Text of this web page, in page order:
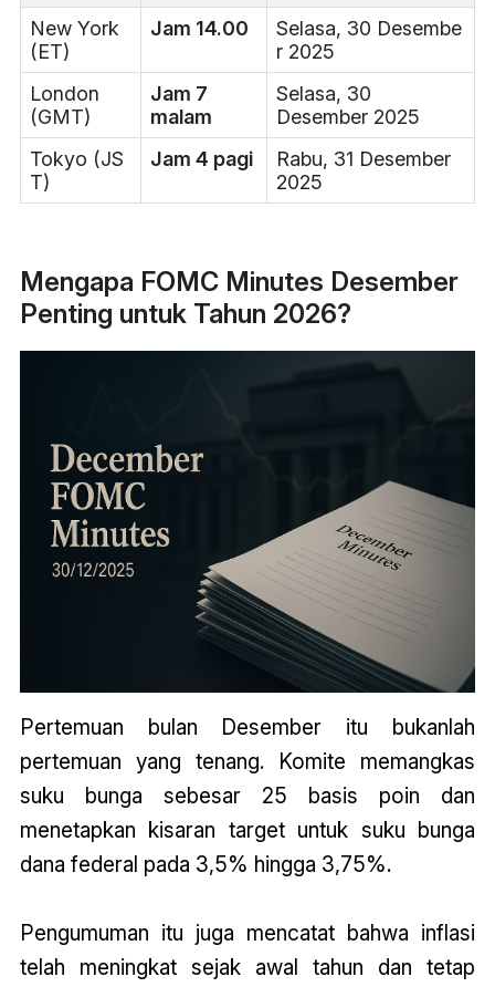
New York
(ET)
Jam 14.00
Selasa, 30 Desembe
r 2025
London
(GMT)
Jam 7
malam
Selasa, 30
Desember 2025
Tokyo (JS
T)
Jam 4 pagi
Rabu, 31 Desember
2025
Mengapa FOMC Minutes Desember
Penting untuk Tahun 2026?
Pertemuan bulan Desember itu bukanlah
pertemuan yang tenang. Komite memangkas
suku bunga sebesar 25 basis poin dan
menetapkan kisaran target untuk suku bunga
dana federal pada 3,5% hingga 3,75%.
Pengumuman itu juga mencatat bahwa inflasi
telah meningkat sejak awal tahun dan tetap